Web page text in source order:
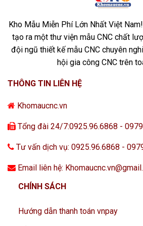
Kho Mẫu Miễn Phí Lớn Nhất Việt
tạo ra một thư viện mẫu CNC chất
đội ngũ thiết kế mẫu CNC chuyên
hội gia công CNC trên
THÔNG TIN LIÊN HỆ
Khomaucnc.vn
Tổng đài 24/7:0925.96.6868 -
Tư vấn dịch vụ: 0925.96.6868 -
Email liên hệ:
CHÍNH SÁCH
Hướng dẫn thanh toán vnpay